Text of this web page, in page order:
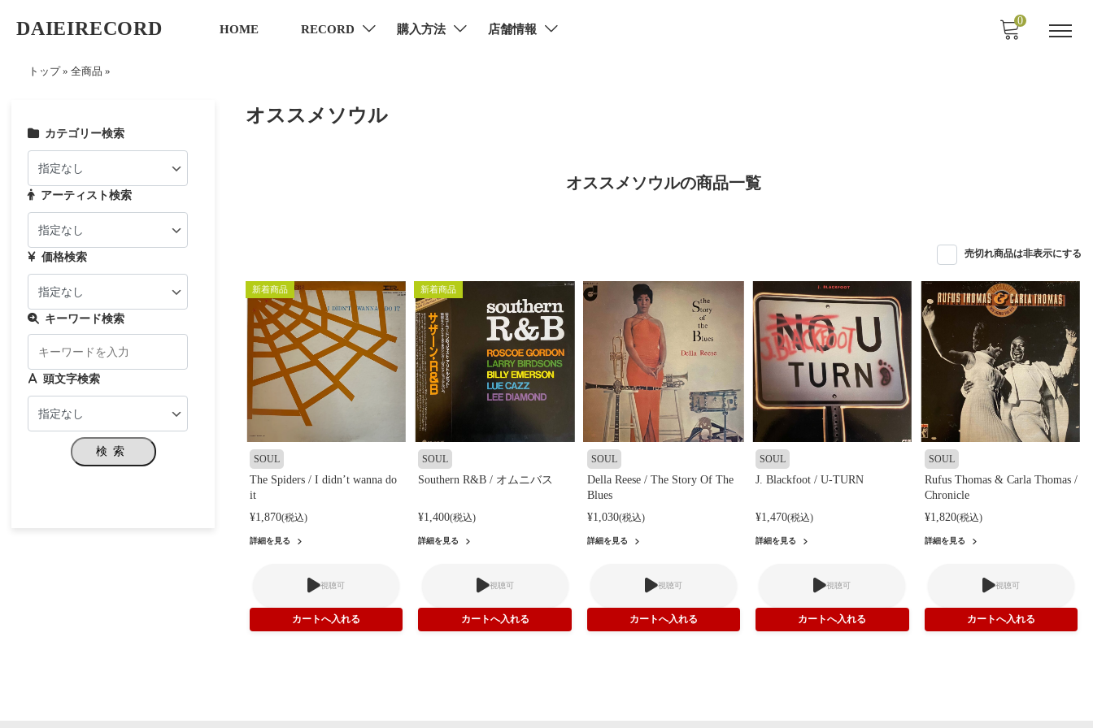
DAIEIRECORD HOME RECORD 購入方法 店舗情報
0
トップ » 全商品 »
オススメソウル
オススメソウルの商品一覧
売切れ商品は非表示にする
新着商品
SOUL
The Spiders / I didn’t wanna do
it
¥1,870(税込)
詳細を見る
視聴可
新着商品
SOUL
Southern R&B / オムニバス
¥1,400(税込)
詳細を見る
視聴可
SOUL
Della Reese / The Story Of The
Blues
¥1,030(税込)
詳細を見る
視聴可
SOUL
J. Blackfoot / U-TURN
¥1,470(税込)
詳細を見る
視聴可
SOUL
Rufus Thomas & Carla Thomas /
Chronicle
¥1,820(税込)
詳細を見る
視聴可
カテゴリー検索
アーティスト検索
価格検索
キーワード検索
頭文字検索
検索